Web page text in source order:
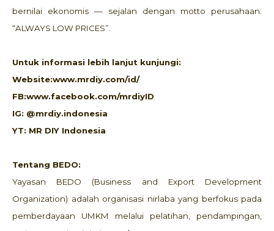
bernilai ekonomis — sejalan dengan motto perusahaan:
“ALWAYS LOW PRICES”.
Untuk informasi lebih lanjut kunjungi:
Website:www.mrdiy.com/id/
FB:www.facebook.com/mrdiyID
IG: @mrdiy.indonesia
YT: MR DIY Indonesia
Tentang BEDO:
Yayasan BEDO (Business and Export Development
Organization) adalah organisasi nirlaba yang berfokus pada
pemberdayaan UMKM melalui pelatihan, pendampingan,